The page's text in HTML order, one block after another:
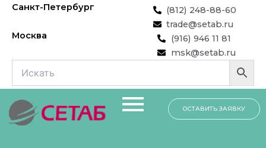
Перейти
содержимому
Санкт-Петербург
(812) 248-88-60
trade@setab.ru
Москва
(916) 946 11 81
msk@setab.ru
ОСТАВИТЬ ЗАЯВКУ